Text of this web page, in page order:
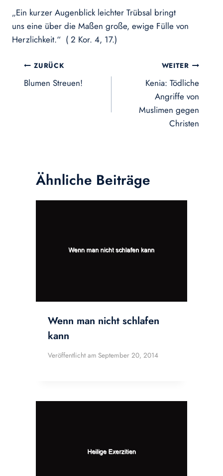
„Ein kurzer Augenblick leichter Trübsal bringt
uns eine über die Maßen große, ewige Fülle von
Herzlichkeit.“ ( 2 Kor. 4, 17.)
Beitragsnavigation
ZURÜCK
Blumen Streuen!
WEITER
Kenia: Tödliche
Angriffe von
Muslimen gegen
Christen
Ähnliche Beiträge
Wenn man nicht schlafen
kann
Veröffentlicht am September 20, 2014